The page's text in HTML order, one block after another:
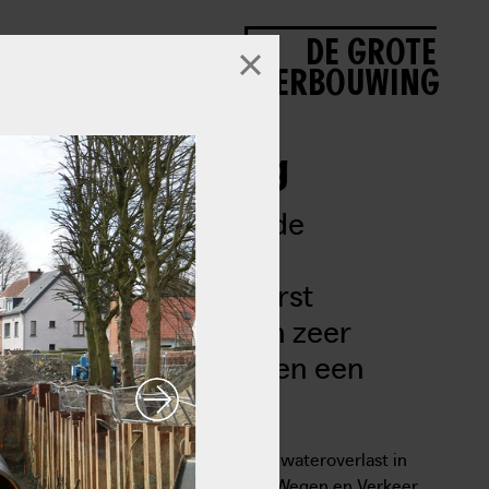
DE GROTE
VERBOUWING
aanleiding om de
park en twee
Water dat eerst
krijgt een zeer
Daarvoor moesten een
kampte met regelmatige wateroverlast in